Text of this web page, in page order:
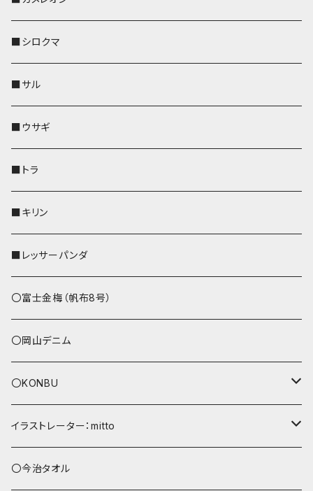
その他
財布
靴下・ミニタオル
その他
財布
その他
財布
靴下・ミニタオル
その他
ペットボトルホルダー
ペンホルダー
靴下・ミニタオル
財布
その他
AppleWatchバンド
財布
その他
名刺入れ・カードケース
AppleWatchバンド
財布
IDカードケース
ペットボトルホルダー
その他
リール付きストラップ
リールのみ
ストラップ付
AppleWatchバンド
メガネケース
財布
リール付きストラップ
リールのみ
ストラップ付
ペットボトルホルダー
キーケース
ペンホルダー
AppleWatchバンド
L字ファスナー財布
その他
名刺入れ
財布
Apple Watchバンド
■シロクマ
■サル
■ウサギ
■トラ
■キリン
■レッサーパンダ
〇富士金梅（帆布8号）
〇岡山デニム
〇KONBU
ショルダーバッグ
あずまバッグ
イラストレーター：mitto
シマエナガ
〇今治タオル